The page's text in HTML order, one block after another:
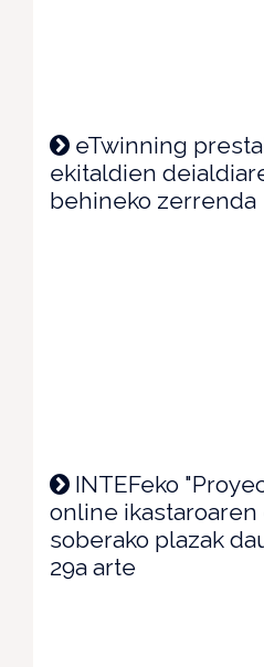
eTwinning
ekitaldien
behineko zerrenda
INTEFeko
online ikastaroaren
soberako plazak
29a arte